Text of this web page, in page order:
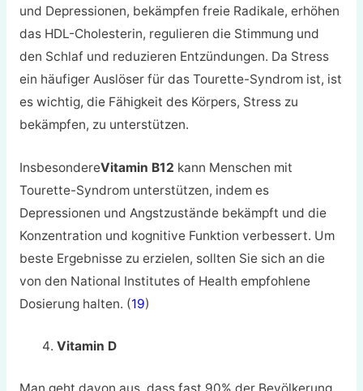
und Depressionen, bekämpfen freie Radikale, erhöhen
das HDL-Cholesterin, regulieren die Stimmung und
den Schlaf und reduzieren Entzündungen. Da Stress
ein häufiger Auslöser für das Tourette-Syndrom ist, ist
es wichtig, die Fähigkeit des Körpers, Stress zu
bekämpfen, zu unterstützen.
InsbesondereVitamin B12 kann Menschen mit
Tourette-Syndrom unterstützen, indem es
Depressionen und Angstzustände bekämpft und die
Konzentration und kognitive Funktion verbessert. Um
beste Ergebnisse zu erzielen, sollten Sie sich an die
von den National Institutes of Health empfohlene
Dosierung halten. (19)
Vitamin D
Man geht davon aus, dass fast 90% der Bevölkerung